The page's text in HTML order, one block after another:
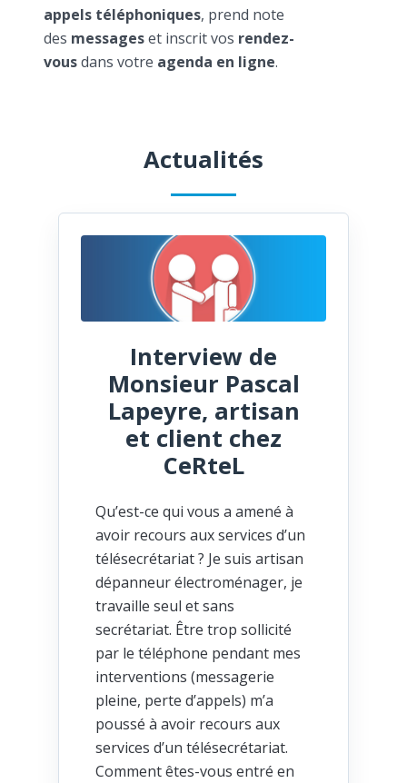
appels téléphoniques, prend note
des messageset inscrit vos rendez-
vousdans votre agenda en ligne.
Actualités
Interview de
Monsieur Pascal
Lapeyre, artisan
et client chez
CeRteL
Qu’est-ce qui vous a amené à
avoir recours aux services d’un
télésecrétariat ? Je suis artisan
dépanneur électroménager, je
travaille seul et sans
secrétariat. Être trop sollicité
par le téléphone pendant mes
interventions (messagerie
pleine, perte d’appels) m’a
poussé à avoir recours aux
services d’un télésecrétariat.
Comment êtes-vous entré en